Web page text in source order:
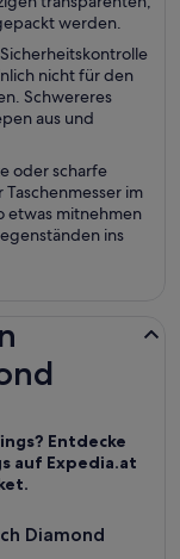
werden.
nicht für den
Schwereres
aus und
oder scharfe
im
etwas mitnehmen
ins
Entdecke
auf Expedia.at
Diamond